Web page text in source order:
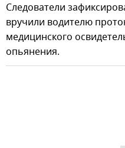
Следователи
вручили водителю
медицинского
опьянения.